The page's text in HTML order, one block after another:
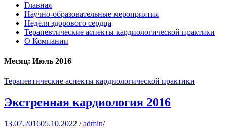
Официальный сайт научно-образовательных мероприятий
Медицинской ассоциации Нижегородской области
Главная
Научно-образовательные мероприятия
Неделя здорового сердца
Терапевтические аспекты кардиологической практики
О Компании
Месяц: Июль 2016
Терапевтические аспекты кардиологической практики
Экстренная кардиология 2016
13.07.201605.10.2022 /admin/